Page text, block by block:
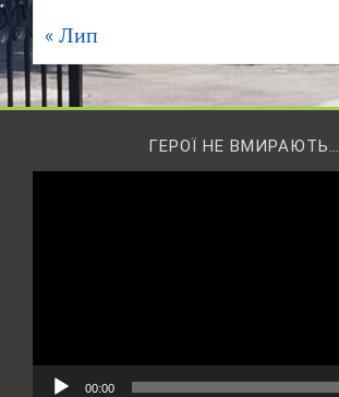
« Лип
ГЕРОЇ НЕ ВМИРАЮТЬ…
00:00